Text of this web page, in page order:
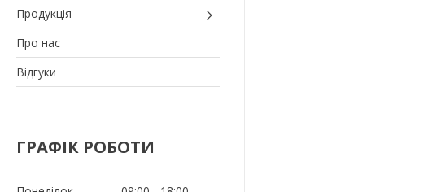
Продукція
Про нас
Відгуки
ГРАФІК РОБОТИ